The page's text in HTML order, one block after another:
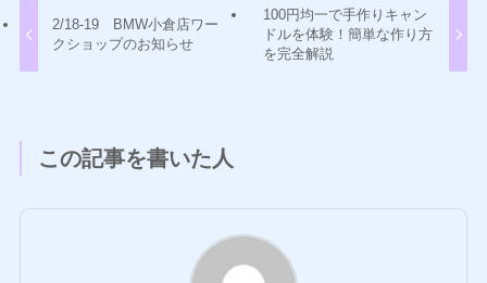
2/18-19 BMW小倉店ワー
クショップのお知らせ
100円均一で手作りキャン
ドルを体験！簡単な作り方
を完全解説
この記事を書いた人